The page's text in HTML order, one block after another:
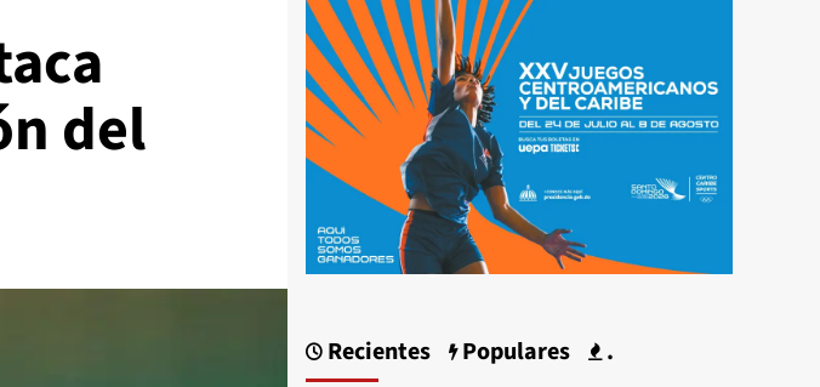
del
Recientes Populares .